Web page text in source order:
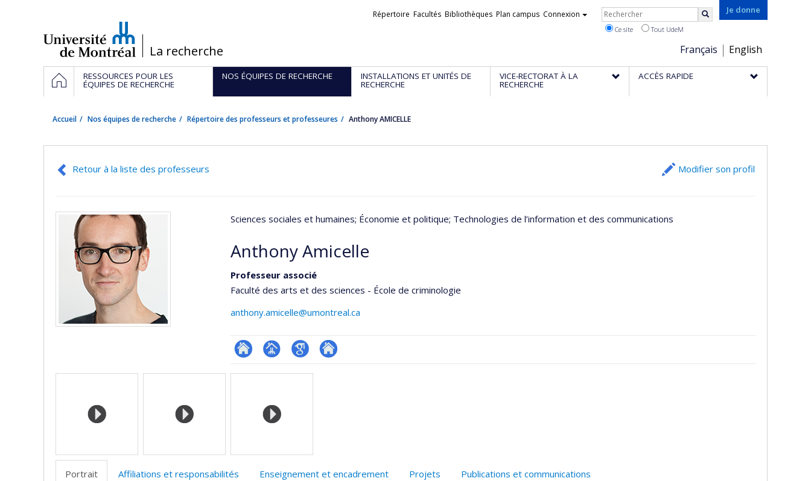
/La recherche
Je donne
Choix
de
la
Français English
Liens
Répertoire Facultés Bibliothèques Plan campus Connexion Rechercher
Ce site Tout UdeM
Navigation
principale
ACCUEILRESSOURCES POUR LES
ÉQUIPES DE RECHERCHE
NOS ÉQUIPES DE RECHERCHE INSTALLATIONS ET UNITÉS DE
RECHERCHE
VICE-RECTORAT À LA
RECHERCHE
ACCÈS RAPIDE
Accueil Nos équipes de recherche Répertoire des professeurs et professeures Anthony AMICELLE
Retour à la liste des professeurs Modifier son profil
Sciences sociales et humaines; Économie et politique; Technologies de l’information et des communications
Anthony Amicelle
Professeur associé
Faculté des arts et des sciences - École de criminologie
anthony.amicelle@umontreal.ca
ResearchGate
Page GoogleAutre
Médias
Portrait Affiliations et responsabilités Enseignement et encadrement Projets Publications et communications